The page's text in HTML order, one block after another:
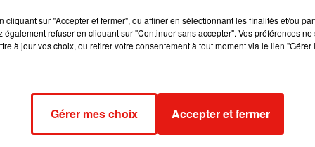
tout se termine bien et les deux petites merveilles
le constater lors de la première photo officielle des jumeaux
un charme. Ou plutôt comme deux charmes.
habitudes en révélant quelques détails sur la naissance des
Carter arrivé en premier.
du rappeur, c'est bien la petite Rumi qui a poussé son premier
plus tard, son frère venait également pousser la chansonnette.
cliquant sur "Accepter et fermer", ou affiner en sélectionnant les finalités et/ou
également refuser en cliquant sur "Continuer sans accepter". Vos préférences
à jour vos choix, ou retirer votre consentement à tout moment via le lien
Gérer mes choix Accepter et fermer